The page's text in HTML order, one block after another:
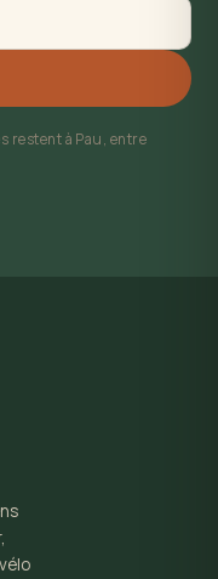
restent à Pau, entre